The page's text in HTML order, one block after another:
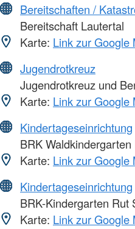
Bereitschaften /
Bereitschaft Lautertal
Karte: Link zur Google
Jugendrotkreuz
Jugendrotkreuz und
Karte: Link zur Google
Kindertageseinrichtung
BRK
Karte: Link zur Google
Kindertageseinrichtung
BRK-Kindergarten Rut
Karte: Link zur Google